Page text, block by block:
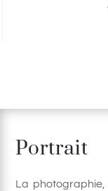
Portrait
La